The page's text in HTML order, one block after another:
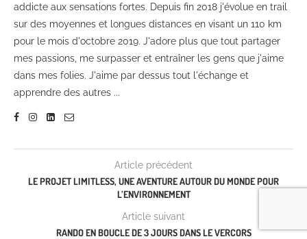
addicte aux sensations fortes. Depuis fin 2018 j'évolue en trail
sur des moyennes et longues distances en visant un 110 km
pour le mois d'octobre 2019. J'adore plus que tout partager
mes passions, me surpasser et entraîner les gens que j'aime
dans mes folies. J'aime par dessus tout l'échange et
apprendre des autres ...
Article précédent
LE PROJET LIMITLESS, UNE AVENTURE AUTOUR DU MONDE POUR
L’ENVIRONNEMENT
Article suivant
RANDO EN BOUCLE DE 3 JOURS DANS LE VERCORS